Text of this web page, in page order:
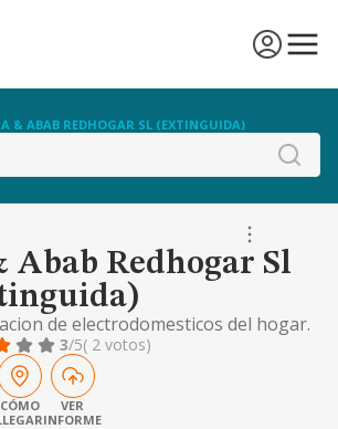
A & ABAB REDHOGAR SL (EXTINGUIDA)
Abab Redhogar Sl
de electrodomesticos del hogar.
de conducciones de agua, gas y
a nivel domestico. reparacion de
y peguenas reformas de interior
3/5( 2 votos)
CÓMO
VER
INFORME